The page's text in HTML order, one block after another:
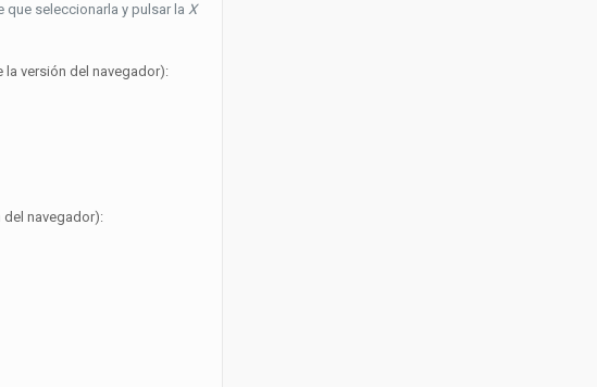
que seleccionarla y pulsar laX
versión del navegador):
del navegador):